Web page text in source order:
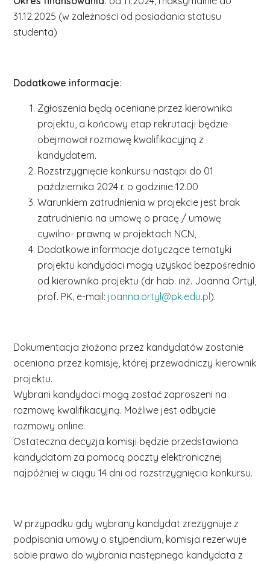
31.12.2025 (w zależności od posiadania statusu
studenta)
Dodatkowe informacje:
Zgłoszenia będą oceniane przez kierownika
projektu, a końcowy etap rekrutacji będzie
obejmował rozmowę kwalifikacyjną z
kandydatem.
Rozstrzygnięcie konkursu nastąpi do 01
października 2024 r. o godzinie 12.00
Warunkiem zatrudnienia w projekcie jest brak
zatrudnienia na umowę o pracę / umowę
cywilno- prawną w projektach NCN,
Dodatkowe informacje dotyczące tematyki
projektu kandydaci mogą uzyskać bezpośrednio
od kierownika projektu (dr hab. inż. Joanna Ortyl,
prof. PK, e-mail: joanna.ortyl@pk.edu.pl).
Dokumentacja złożona przez kandydatów zostanie
oceniona przez komisję, której przewodniczy kierownik
projektu.
Wybrani kandydaci mogą zostać zaproszeni na
rozmowę kwalifikacyjną. Możliwe jest odbycie
rozmowy online.
Ostateczna decyzja komisji będzie przedstawiona
kandydatom za pomocą poczty elektronicznej
najpóźniej w ciągu 14 dni od rozstrzygnięcia konkursu.
W przypadku gdy wybrany kandydat zrezygnuje z
podpisania umowy o stypendium, komisja rezerwuje
sobie prawo do wybrania następnego kandydata z